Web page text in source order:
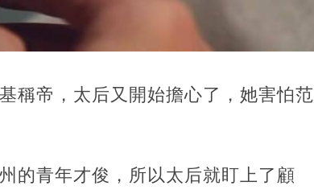
稱帝，太后又開始擔心了，她害怕范
的青年才俊，所以太后就盯上了顧